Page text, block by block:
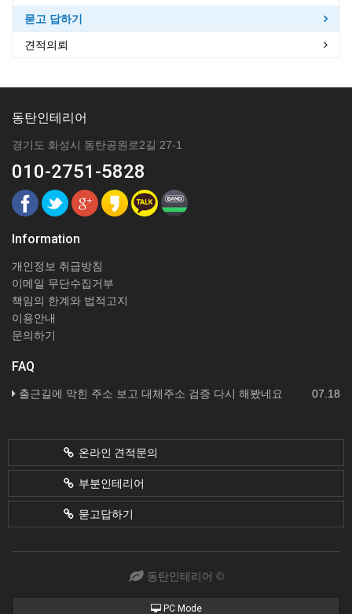
묻고 답하기
견적의뢰
동탄인테리어
경기도 화성시 동탄공원로2길 27-1
010-2751-5828
Information
개인정보 취급방침
이메일 무단수집거부
책임의 한계와 법적고지
이용안내
문의하기
FAQ
07.18
출근길에 막힌 주소 보고 대체주소 검증 다시 해봤네요
온라인 견적문의
부분인테리어
묻고답하기
동탄인테리어 ©
PC Mode